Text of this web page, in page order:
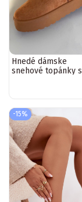
Hnedé dámske
snehové topánky s
-15%